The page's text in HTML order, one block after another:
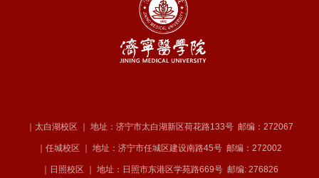
｜太白湖校区 ｜ 地址：济宁市太白湖新区荷花路133号 邮编：272067
｜任城校区 ｜ 地址：济宁市任城区建设南路45号 邮编：272002
｜日照校区 ｜ 地址：日照市东港区学苑路669号 邮编: 276826